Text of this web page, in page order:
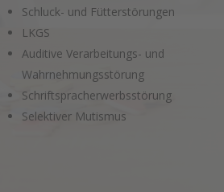
Schluck- und Fütterstörungen
LKGS
Auditive Verarbeitungs- und
Wahrnehmungsstörung
Schriftspracherwerbsstörung
Selektiver Mutismus